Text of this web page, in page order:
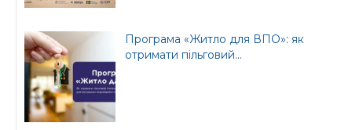
Програма «Житло для ВПО»: як
отримати пільговий...